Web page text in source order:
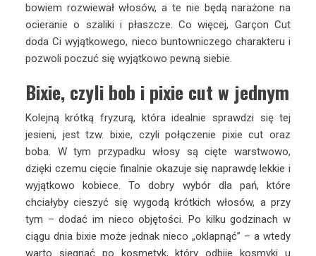
bowiem rozwiewał włosów, a te nie będą narażone na
ocieranie o szaliki i płaszcze. Co więcej, Garçon Cut
doda Ci wyjątkowego, nieco buntowniczego charakteru i
pozwoli poczuć się wyjątkowo pewną siebie.
Bixie, czyli bob i pixie cut w jednym
Kolejną krótką fryzurą, która idealnie sprawdzi się tej
jesieni, jest tzw. bixie, czyli połączenie pixie cut oraz
boba. W tym przypadku włosy są cięte warstwowo,
dzięki czemu cięcie finalnie okazuje się naprawdę lekkie i
wyjątkowo kobiece. To dobry wybór dla pań, które
chciałyby cieszyć się wygodą krótkich włosów, a przy
tym – dodać im nieco objętości. Po kilku godzinach w
ciągu dnia bixie może jednak nieco „oklapnąć” – a wtedy
warto sięgnąć po kosmetyk, który odbije kosmyki u